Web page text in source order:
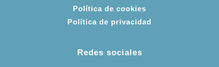
Política de cookies
Política de privacidad
Redes sociales